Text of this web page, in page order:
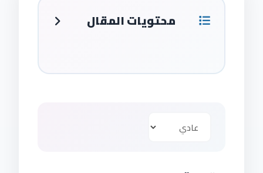
محتويات المقال